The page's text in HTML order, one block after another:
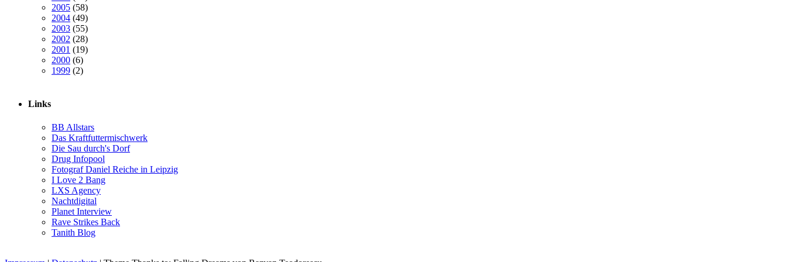
2005 (58)
2004 (49)
2003 (55)
2002 (28)
2001 (19)
2000 (6)
1999 (2)
Links
BB Allstars
Das Kraftfuttermischwerk
Die Sau durch's Dorf
Drug Infopool
Fotograf Daniel Reiche in Leipzig
I Love 2 Bang
LXS Agency
Nachtdigital
Planet Interview
Rave Strikes Back
Tanith Blog